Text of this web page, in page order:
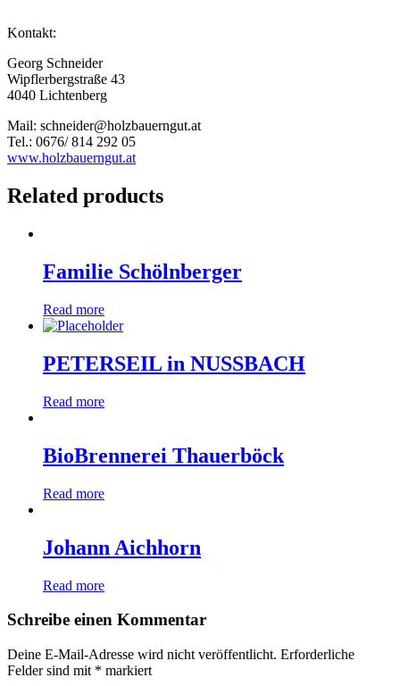
Kontakt:
Georg Schneider
Wipflerbergstraße 43
4040 Lichtenberg
Mail: schneider@holzbauerngut.at
Tel.: 0676/ 814 292 05
www.holzbauerngut.at
Related products
Familie Schölnberger
Read more
PETERSEIL in NUSSBACH
Read more
BioBrennerei Thauerböck
Read more
Johann Aichhorn
Read more
Schreibe einen Kommentar
Deine E-Mail-Adresse wird nicht veröffentlicht. Erforderliche
Felder sind mit * markiert